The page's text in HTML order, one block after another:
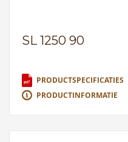
SL 1250 90
PRODUCTSPECIFICATIES
PRODUCTINFORMATIE